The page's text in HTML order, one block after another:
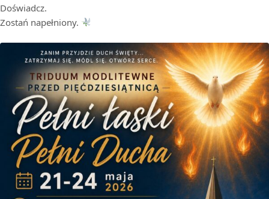
Doświadcz.
Zostań napełniony.